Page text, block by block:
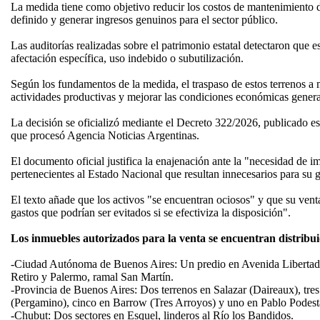
La medida tiene como objetivo reducir los costos de mantenimiento
definido y generar ingresos genuinos para el sector público.
Las auditorías realizadas sobre el patrimonio estatal detectaron que
afectación específica, uso indebido o subutilización.
Según los fundamentos de la medida, el traspaso de estos terrenos
actividades productivas y mejorar las condiciones económicas
La decisión se oficializó mediante el Decreto 322/2026, publicado
que procesó Agencia Noticias Argentinas.
El documento oficial justifica la enajenación ante la "necesidad de
pertenecientes al Estado Nacional que resultan innecesarios para su
El texto añade que los activos "se encuentran ociosos" y que su
gastos que podrían ser evitados si se efectiviza la disposición".
Los inmuebles autorizados para la venta se encuentran
-Ciudad Autónoma de Buenos Aires: Un predio en Avenida
Retiro y Palermo, ramal San Martín.
-Provincia de Buenos Aires: Dos terrenos en Salazar (Daireaux),
(Pergamino), cinco en Barrow (Tres Arroyos) y uno en Pablo
-Chubut: Dos sectores en Esquel, linderos al Río los Bandidos.